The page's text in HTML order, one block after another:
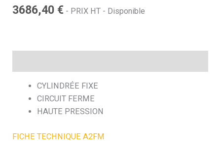
3686,40 € - PRIX HT - Disponible
CYLINDRÉE FIXE
CIRCUIT FERME
HAUTE PRESSION
FICHE TECHNIQUE A2FM